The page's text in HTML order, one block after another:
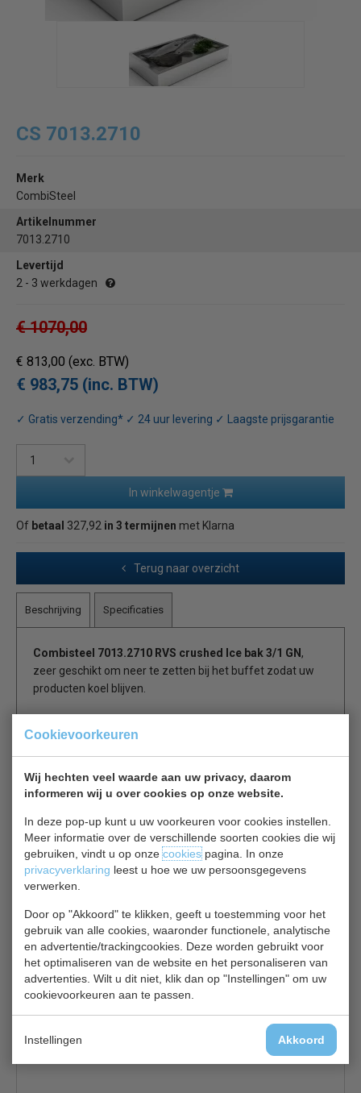
Cookievoorkeuren
Wij hechten veel waarde aan uw privacy, daarom
informeren wij u over cookies op onze website.
In deze pop-up kunt u uw voorkeuren voor cookies instellen.
Meer informatie over de verschillende soorten cookies die wij
gebruiken, vindt u op onzecookiespagina. In onze
privacyverklaring leest u hoe we uw persoonsgegevens
verwerken.
Door op "Akkoord" te klikken, geeft u toestemming voor het
gebruik van alle cookies, waaronder functionele, analytische
en advertentie/trackingcookies. Deze worden gebruikt voor
het optimaliseren van de website en het personaliseren van
advertenties. Wilt u dit niet, klik dan op "Instellingen" om uw
cookievoorkeuren aan te passen.
Instellingen Akkoord
CS 7013.2710
Merk
CombiSteel
Artikelnummer
7013.2710
Levertijd
2 - 3 werkdagen
€ 1070,00
€ 813,00 (exc. BTW)
€ 983,75 (inc. BTW)
✓ Gratis verzending* ✓ 24 uur levering ✓ Laagste prijsgarantie
In winkelwagentje
Of betaal 327,92 in 3 termijnen met Klarna
Terug naar overzicht
Beschrijving Specificaties
Combisteel 7013.2710 RVS crushed Ice bak 3/1 GN,
zeer geschikt om neer te zetten bij het buffet zodat uw
producten koel blijven.
bodemroosters en een geïntegreerde afvoer.
Speciaal gemaakt om op op het werkblad te gebruiken,
geschikt om neer te zetten bij het buffet zodat uw
producten koel blijven.
kraantje om het lekwater af te voeren.
Waardoor na afloop kan het gesmolten ijs via de afvoer in
de bak kan worden weggevoerd door een slang te
koppelen aan de bak.
Gerelateerde producten
Olympia CN 599
RVS serveerschaal
€ 28,00
Dienbladen bekijken